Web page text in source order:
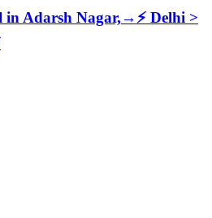
Adarsh Nagar,→⚡️ Delhi >